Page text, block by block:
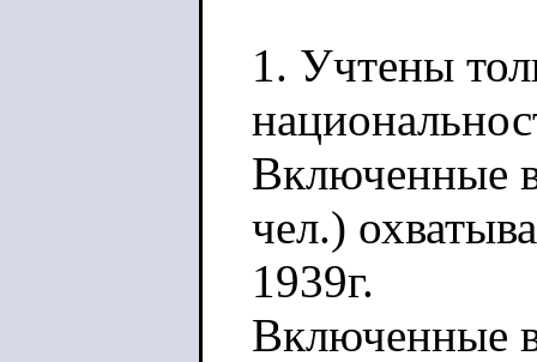
1. Учтены
Включенные
чел.)
1939г.
Включенные